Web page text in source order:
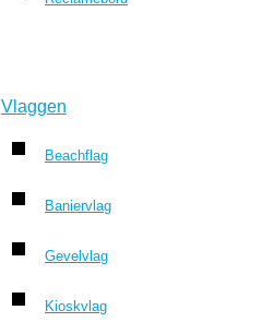
Vlaggen
Beachflag
Baniervlag
Gevelvlag
Kioskvlag